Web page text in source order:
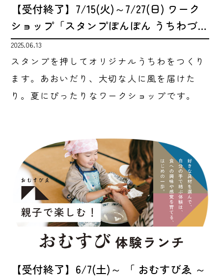
【受付終了】7/15(火)～7/27(日) ワーク
ショップ「スタンプぽんぽん うちわづ…
2025.06.13
スタンプを押してオリジナルうちわをつくり
ます。あおいだり、大切な人に風を届けた
り。夏にぴったりなワークショップです。
【受付終了】6/7(土)～ 「 おむすびゑ ～